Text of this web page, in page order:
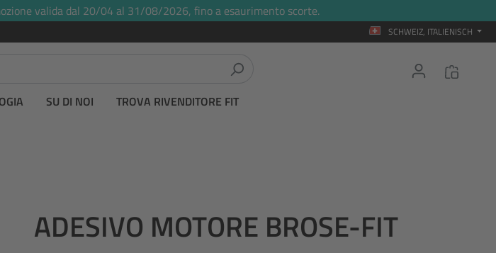
valida dal 20/04 al 31/08/2026, fino a esaurimento scorte.
SCHWEIZ, ITALIENISCH
SU DI NOI TROVA RIVENDITORE FIT
ADESIVO MOTORE BROSE-FIT